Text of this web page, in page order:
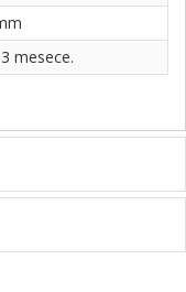
mesece.